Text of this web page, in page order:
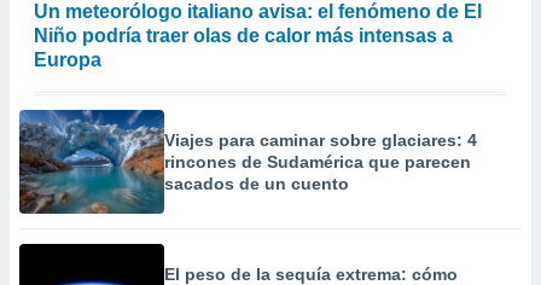
Un meteorólogo italiano avisa: el fenómeno de El
Niño podría traer olas de calor más intensas a
Europa
Viajes para caminar sobre glaciares: 4
rincones de Sudamérica que parecen
sacados de un cuento
El peso de la sequía extrema: cómo